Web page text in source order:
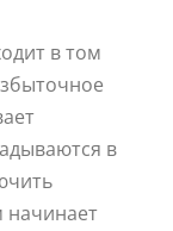
в том
в
начинает